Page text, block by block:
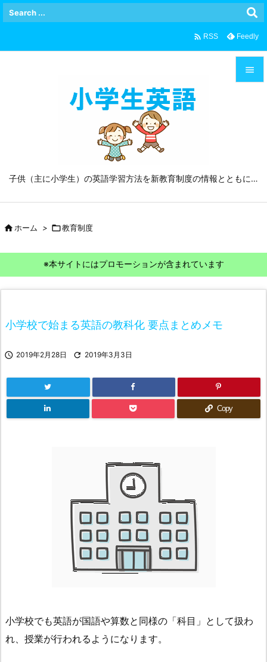
子供（主に小学生）の英語学習方法を新教育制度の情報とともに…


 RSS Feedly
ホーム > 教育制度
※本サイトにはプロモーションが含まれています
小学校で始まる英語の教科化 要点まとめメモ
 2019年2月28日  2019年3月3日
Copy
小学校でも英語が国語や算数と同様の「科目」として扱わ
れ、授業が行われるようになります。